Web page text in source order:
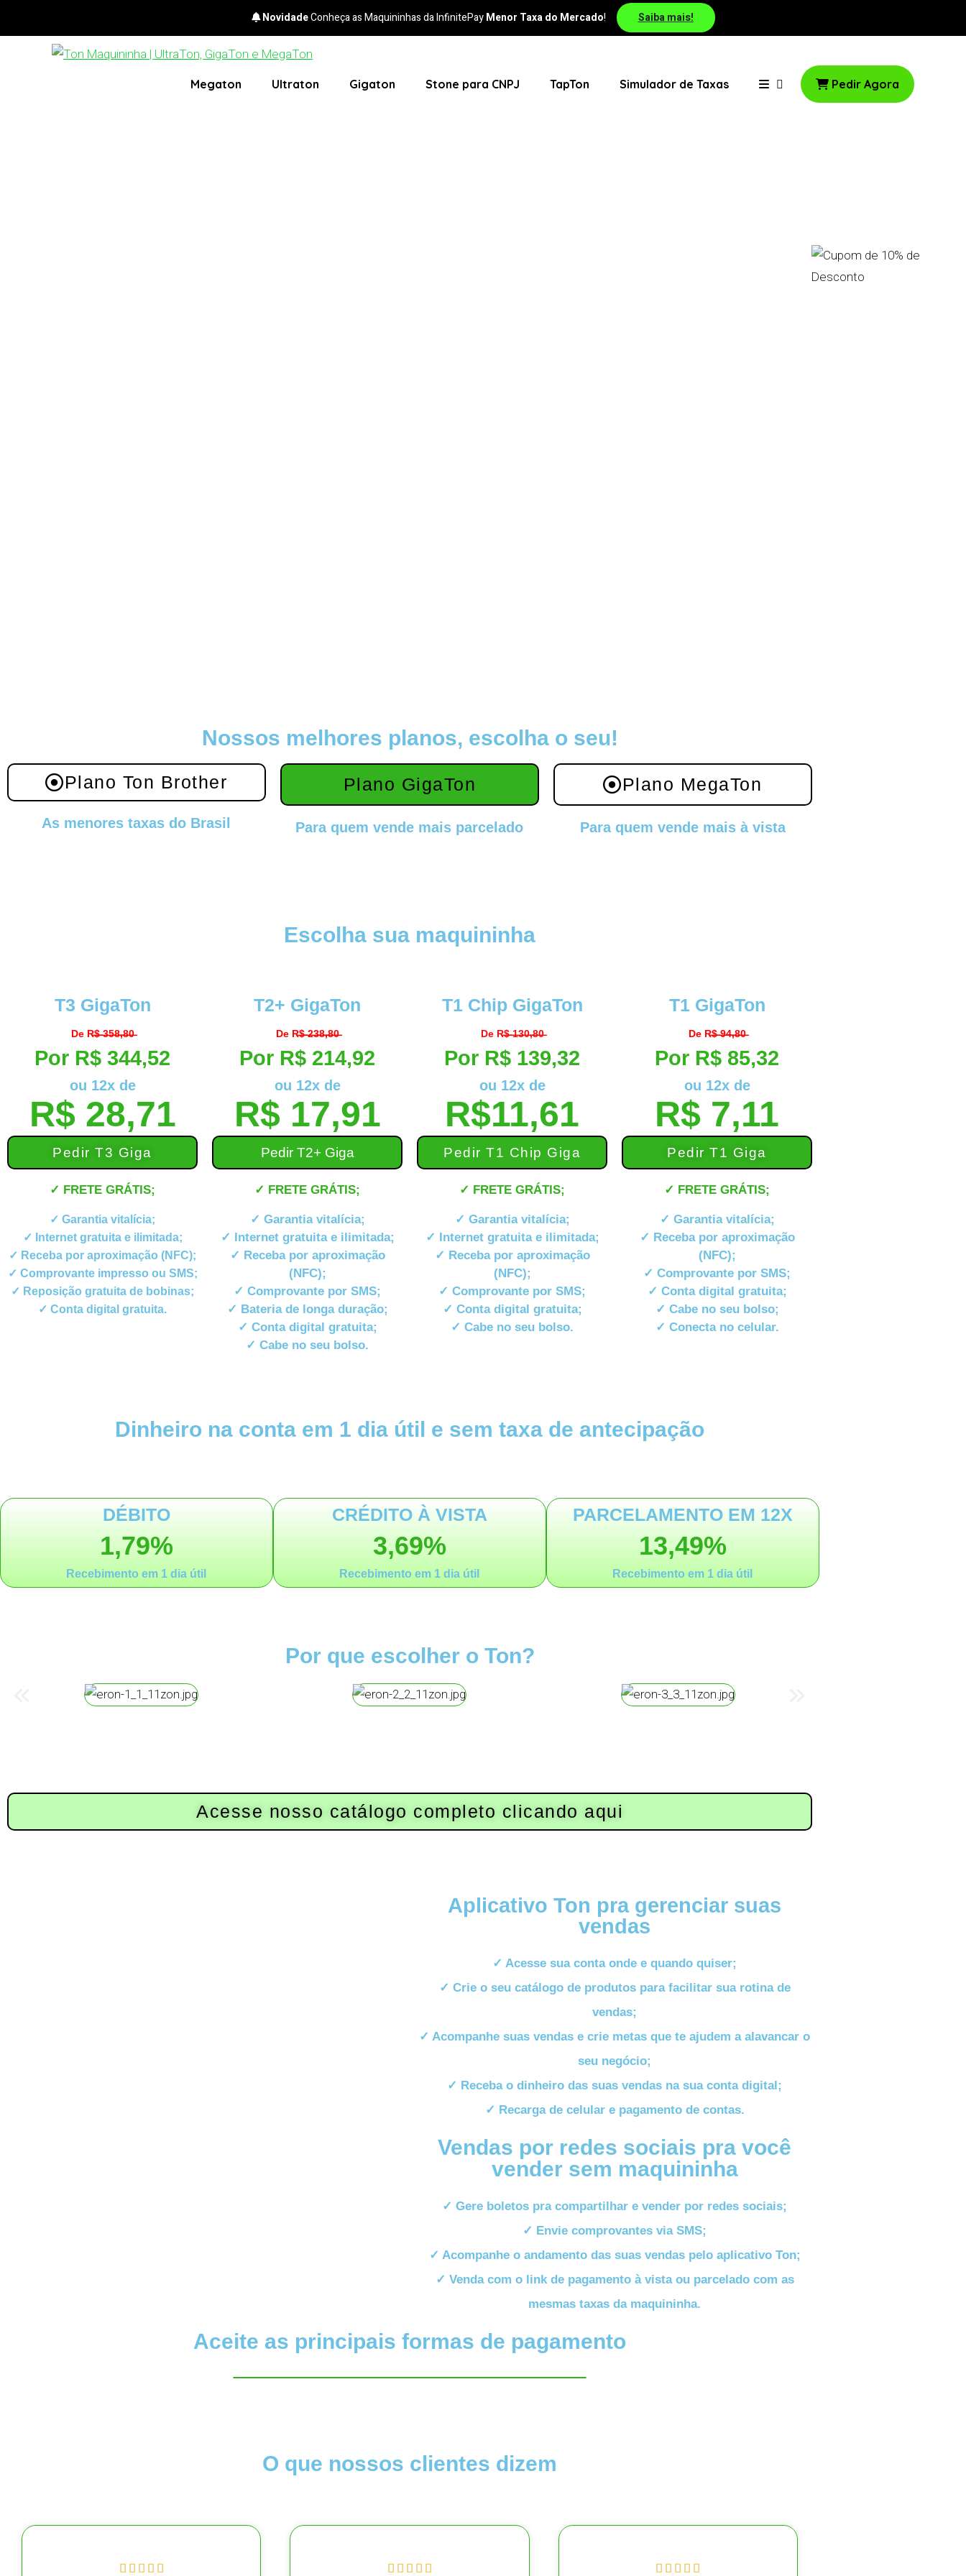
NovidadeConheça as Maquininhas da InfinitePayMenor Taxa do Mercado! Saiba mais!
Megaton Ultraton Gigaton Stone para CNPJ TapTon Simulador de Taxas Pedir Agora
Nossos melhores planos, escolha o seu!
Plano Ton Brother
As menores taxas do Brasil
Plano GigaTon
Para quem vende mais parcelado
Plano MegaTon
Para quem vende mais à vista
Escolha sua maquininha
T3 GigaTon
De R̶$̶ ̶3̶5̶8̶,̶8̶0̶
Por R$ 344,52
ou 12x de
R$ 28,71
Pedir T3 Giga
✓ FRETE GRÁTIS;
✓ Garantia vitalícia;
✓ Internet gratuita e ilimitada;
✓ Receba por aproximação (NFC);
✓ Comprovante impresso ou SMS;
✓ Reposição gratuita de bobinas;
✓ Conta digital gratuita.
T2+ GigaTon
De R̶$̶ ̶2̶3̶8̶,̶8̶0̶
Por R$ 214,92
ou 12x de
R$ 17,91
Pedir T2+ Giga
✓ FRETE GRÁTIS;
✓ Garantia vitalícia;
✓ Internet gratuita e ilimitada;
✓ Receba por aproximação
(NFC);
✓ Comprovante por SMS;
✓ Bateria de longa duração;
✓ Conta digital gratuita;
✓ Cabe no seu bolso.
T1 Chip GigaTon
De R̶$̶ ̶1̶3̶0̶,̶8̶0̶
Por R$ 139,32
ou 12x de
R$11,61
Pedir T1 Chip Giga
✓ FRETE GRÁTIS;
✓ Garantia vitalícia;
✓ Internet gratuita e ilimitada;
✓ Receba por aproximação
(NFC);
✓ Comprovante por SMS;
✓ Conta digital gratuita;
✓ Cabe no seu bolso.
T1 GigaTon
De R̶$̶ ̶9̶4̶,̶8̶0̶
Por R$ 85,32
ou 12x de
R$ 7,11
Pedir T1 Giga
✓ FRETE GRÁTIS;
✓ Garantia vitalícia;
✓ Receba por aproximação
(NFC);
✓ Comprovante por SMS;
✓ Conta digital gratuita;
✓ Cabe no seu bolso;
✓ Conecta no celular.
Dinheiro na conta em 1 dia útil e sem taxa de antecipação
DÉBITO
1,79%
Recebimento em 1 dia útil
CRÉDITO À VISTA
3,69%
Recebimento em 1 dia útil
PARCELAMENTO EM 12X
13,49%
Recebimento em 1 dia útil
Por que escolher o Ton?
Acesse nosso catálogo completo clicando aqui
Aplicativo Ton pra gerenciar suas
vendas
✓ Acesse sua conta onde e quando quiser;
✓ Crie o seu catálogo de produtos para facilitar sua rotina de
vendas;
✓ Acompanhe suas vendas e crie metas que te ajudem a alavancar o
seu negócio;
✓ Receba o dinheiro das suas vendas na sua conta digital;
✓ Recarga de celular e pagamento de contas.
Vendas por redes sociais pra você
vender sem maquininha
✓ Gere boletos pra compartilhar e vender por redes sociais;
✓ Envie comprovantes via SMS;
✓ Acompanhe o andamento das suas vendas pelo aplicativo Ton;
✓ Venda com o link de pagamento à vista ou parcelado com as
mesmas taxas da maquininha.
Aceite as principais formas de pagamento
O que nossos clientes dizem
              
🚀 InfinitePay, A Maquininha Com aMENORTaxa do Brasil 👉 👉 👉 Peça Sua Maquininha Aqui!